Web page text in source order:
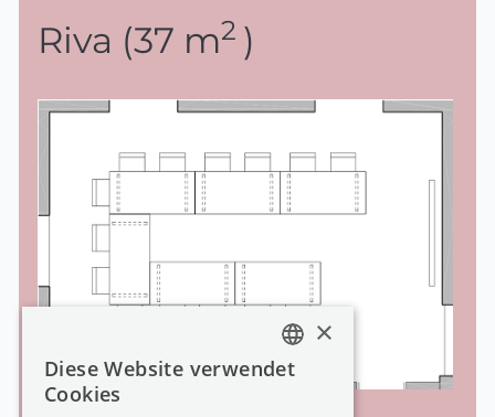
Riva (37 m2 )
GERMAN
×
Diese Website verwendet
Cookies